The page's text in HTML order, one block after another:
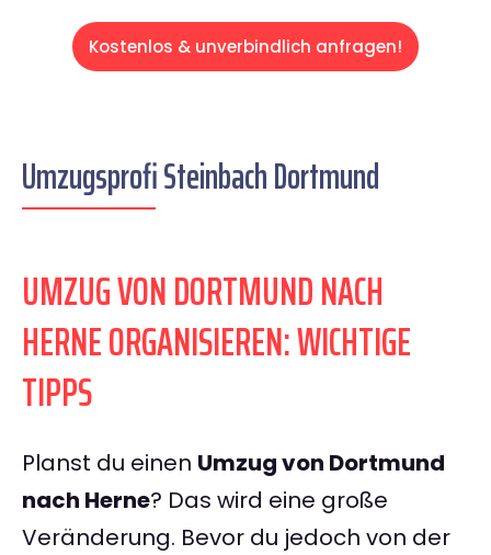
Kostenlos & unverbindlich anfragen!
Umzugsprofi Steinbach Dortmund
UMZUG VON DORTMUND NACH
HERNE ORGANISIEREN: WICHTIGE
TIPPS
Planst du einen Umzug von Dortmund
nach Herne? Das wird eine große
Veränderung. Bevor du jedoch von der